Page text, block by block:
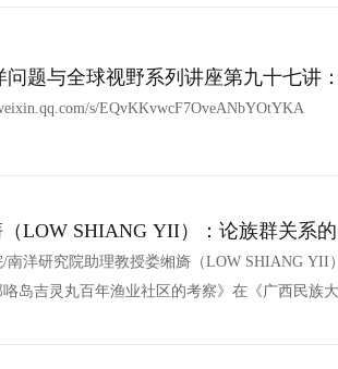
发展中的互动关系，揭示美国区域研究在“...
问题与全球视野系列讲座第九十七讲
问题的解决s/EQvKKvwcF7OveANbYOtYKA
（LOW SHIANG YII）：论族群关系
百年渔业社区的考察
南洋研究院助理教授娄缃旖（LOW SHIANG YII
吉灵丸百年渔业社区的考察》在《广西民族大